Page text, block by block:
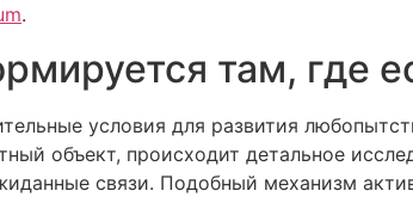
.
там, где
условия для развития
объект, происходит детальное
связи. Подобный механизм